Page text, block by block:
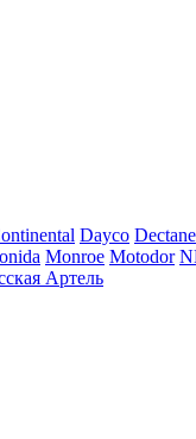
Dayco Dectane
Monroe Motodor
Артель